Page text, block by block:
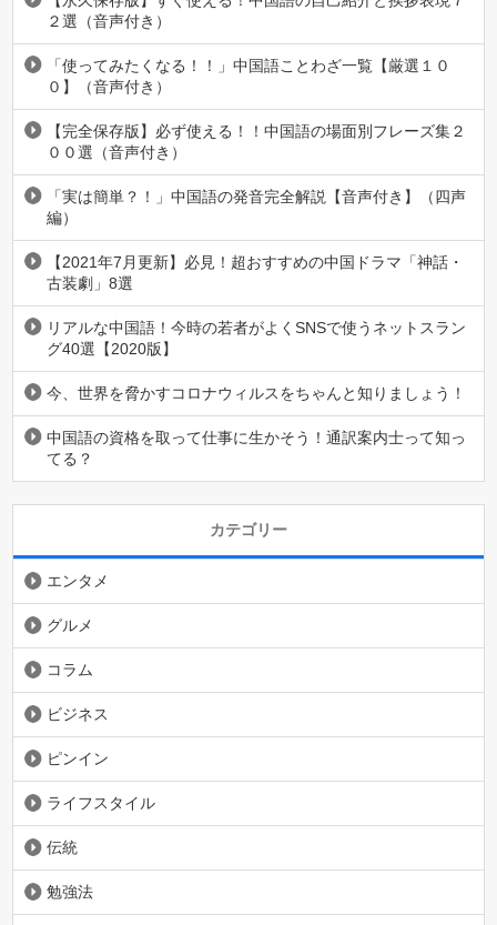
２選（音声付き）
「使ってみたくなる！！」中国語ことわざ一覧【厳選１０
０】（音声付き）
【完全保存版】必ず使える！！中国語の場面別フレーズ集２
００選（音声付き）
「実は簡単？！」中国語の発音完全解説【音声付き】（四声
編）
【2021年7月更新】必見！超おすすめの中国ドラマ「神話・
古装劇」8選
リアルな中国語！今時の若者がよくSNSで使うネットスラン
グ40選【2020版】
今、世界を脅かすコロナウィルスをちゃんと知りましょう！
中国語の資格を取って仕事に生かそう！通訳案内士って知っ
てる？
カテゴリー
エンタメ
グルメ
コラム
ビジネス
ピンイン
ライフスタイル
伝統
勉強法